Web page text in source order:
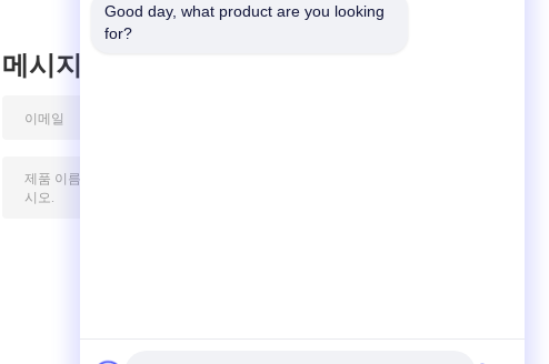
메시지를 남겨주세요
Good day, what product are you looking
for?